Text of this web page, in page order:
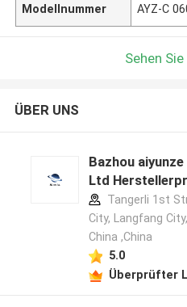
Modellnummer AYZ-C
Sehen
ÜBER UNS
Bazhou
Ltd
Tangerli 1st
City, Langfang
China ,China
5.0
Überprüfter